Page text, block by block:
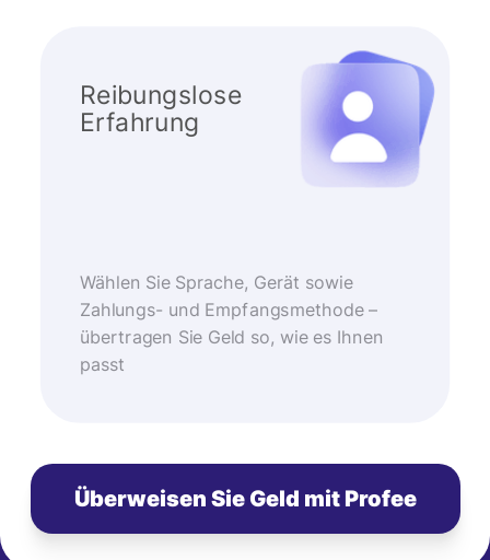
Reibungslose
Erfahrung
Wählen Sie Sprache, Gerät sowie
Zahlungs- und Empfangsmethode –
übertragen Sie Geld so, wie es Ihnen
passt
Überweisen Sie Geld mit Profee